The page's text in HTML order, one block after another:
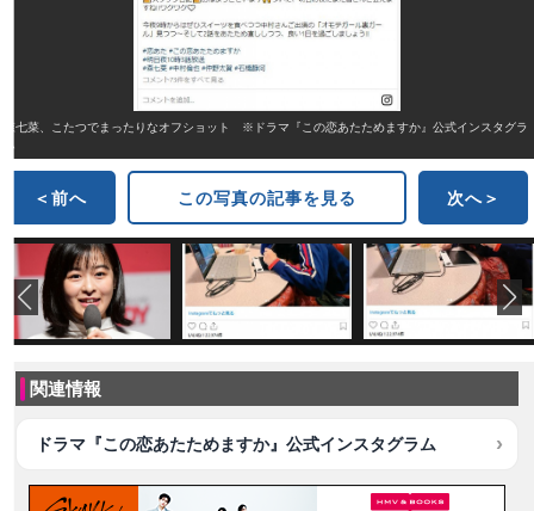
森七菜、こたつでまったりなオフショット ※ドラマ『この恋あたためますか』公式インスタグラ
＜前へ この写真の記事を見る 次へ＞
関連情報
ドラマ『この恋あたためますか』公式インスタグラム